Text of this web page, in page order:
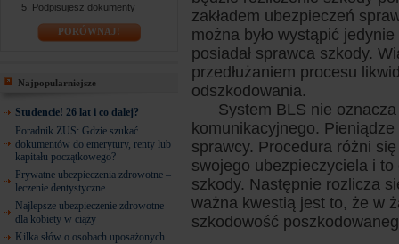
Podpisujesz dokumenty
PORÓWNAJ!
Najpopularniejsze
Studencie! 26 lat i co dalej?
Poradnik ZUS: Gdzie szukać
dokumentów do emerytury, renty lub
kapitału początkowego?
Prywatne ubezpieczenia zdrowotne –
leczenie dentystyczne
Najlepsze ubezpieczenie zdrowotne
dla kobiety w ciąży
Kilka słów o osobach uposażonych
zakładem ubezpieczeń
można było wystąpić
posiadał sprawca szkody.
przedłużaniem procesu
odszkodowania.
System BLS nie oznacza
komunikacyjnego.
sprawcy. Procedura różni
swojego ubezpieczyciela i
szkody. Następnie rozlicza
ważna kwestią jest to, że w
szkodowość